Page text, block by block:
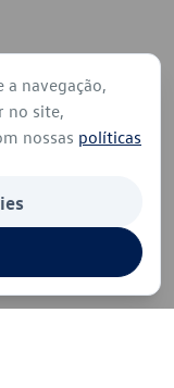
navegação,
no site,
nossas políticas